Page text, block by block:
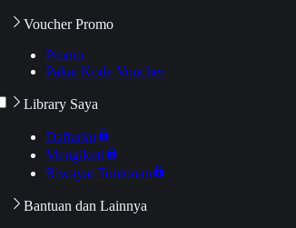
Voucher Promo
Promo
Pakai Kode Voucher
Library Saya
Daftarku
Mengikuti
Riwayat Tontonan
Bantuan dan Lainnya